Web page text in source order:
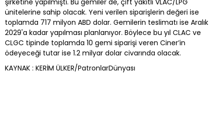
şirketine yapılmıştı. Bu gemiler de, çift yakıtlı VLAC/LPG
ünitelerine sahip olacak. Yeni verilen siparişlerin değeri ise
toplamda 717 milyon ABD dolar. Gemilerin teslimatı ise Aralık
2029'a kadar yapılması planlanıyor. Böylece bu yıl CLAC ve
CLGC tipinde toplamda 10 gemi siparişi veren Ciner’in
ödeyeceği tutar ise 1.2 milyar dolar civarında olacak.
KAYNAK : KERİM ÜLKER/PatronlarDünyası